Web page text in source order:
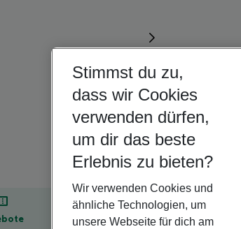
Hotelbeschreibung
Stimmst du zu,
dass wir Cookies
verwenden dürfen,
um dir das beste
Erlebnis zu bieten?
Wir verwenden Cookies und
ähnliche Technologien, um
unsere Webseite für dich am